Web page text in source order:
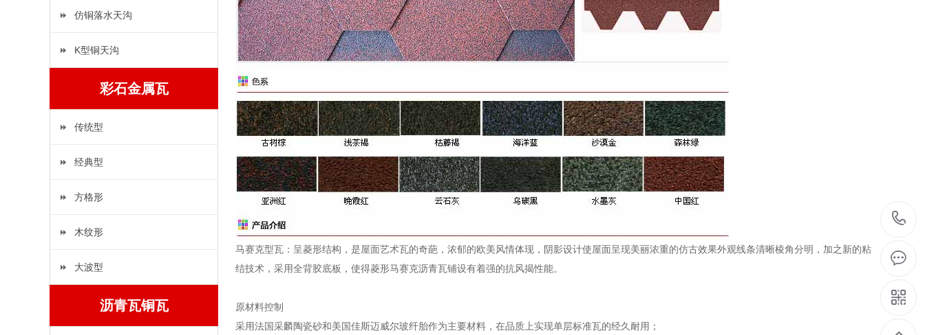
仿铜落水天沟
K型铜天沟
彩石金属瓦
传统型
经典型
方格形
木纹形
大波型
沥青瓦铜瓦
马赛克型瓦：呈菱形结构，是屋面艺术瓦的奇葩，浓郁的欧美风情体现，阴影设计使屋面呈现美丽浓重的仿古效果外观线条清晰棱角分明，加之新的粘
结技术，采用全背胶底板，使得菱形马赛克沥青瓦铺设有着强的抗风揭性能。
原材料控制
采用法国采麟陶瓷砂和美国佳斯迈威尔玻纤胎作为主要材料，在品质上实现单层标准瓦的经久耐用；